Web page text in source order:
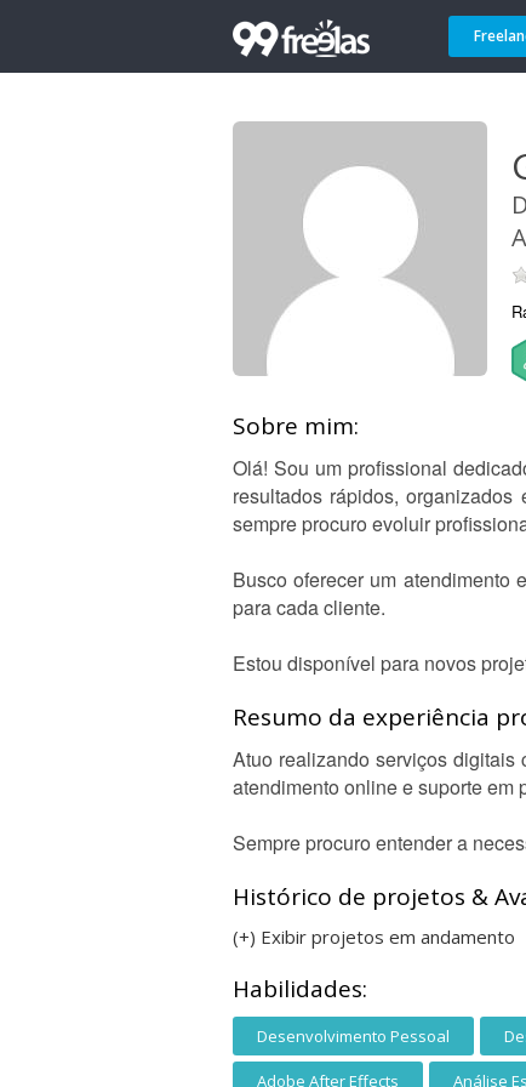
Sobre mim:
Olá! Sou um profissional
resultados rápidos,
sempre procuro evoluir
Busco oferecer um atendimento
para cada cliente.
Estou disponível para novos
Resumo da experiência
Atuo realizando serviços digitais
atendimento online e suporte em
Sempre procuro entender a
Histórico de projetos &
(+) Exibir projetos em andamento
Habilidades:
Desenvolvimento Pessoal
Adobe After Effects Análise